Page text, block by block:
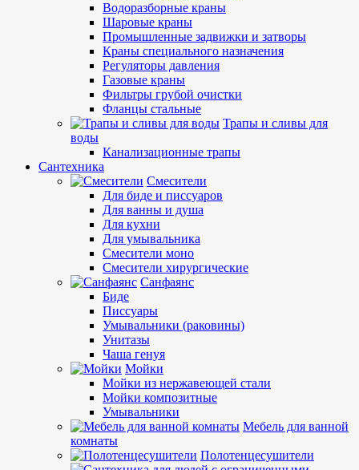
Водоразборные краны
Шаровые краны
Промышленные задвижки и затворы
Краны специального назначения
Регуляторы давления
Газовые краны
Фильтры грубой очистки
Фланцы стальные
Трапы и сливы для
воды
Канализационные трапы
Сантехника
Смесители
Для биде и писсуаров
Для ванны и душа
Для кухни
Для умывальника
Смесители моно
Смесители хирургические
Санфаянс
Биде
Писсуары
Умывальники (раковины)
Унитазы
Чаша генуя
Мойки
Мойки из нержавеющей стали
Мойки композитные
Умывальники
Мебель для ванной
комнаты
Полотенцесушители